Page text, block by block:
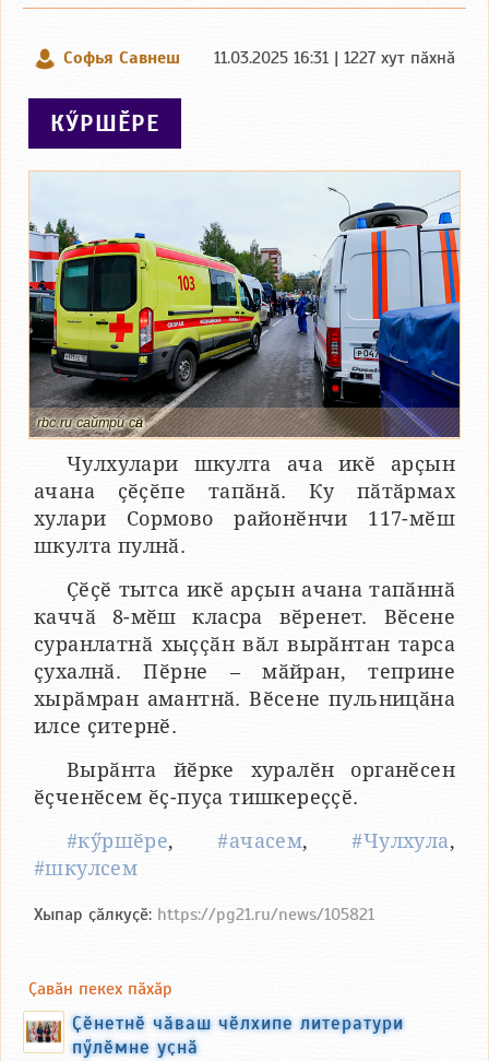
Софья Савнеш 11.03.2025 16:31 | 1227 хут пӑхнӑ
КӲРШӖРЕ
rbc.ru сайтри сӑн
Чулхулари шкулта ача икӗ арҫын
ачана ҫӗҫӗпе тапӑнӑ. Ку пӑтӑрмах
хулари Сормово районӗнчи 117-мӗш
шкулта пулнӑ.
Ҫӗҫӗ тытса икӗ арҫын ачана тапӑннӑ
каччӑ 8-мӗш класра вӗренет. Вӗсене
суранлатнӑ хыҫҫӑн вӑл вырӑнтан тарса
ҫухалнӑ. Пӗрне – мӑйран, теприне
хырӑмран амантнӑ. Вӗсене пульницӑна
илсе ҫитернӗ.
Вырӑнта йӗрке хуралӗн органӗсен
ӗҫченӗсем ӗҫ-пуҫа тишкереҫҫӗ.
#кӳршӗре,#ачасем,#Чулхула,
#шкулсем
Хыпар ҫӑлкуҫӗ: https://pg21.ru/news/105821
Ҫавӑн пекех пӑхӑр
Ҫӗнетнӗ чӑваш чӗлхипе литератури
пӳлӗмне уҫнӑ